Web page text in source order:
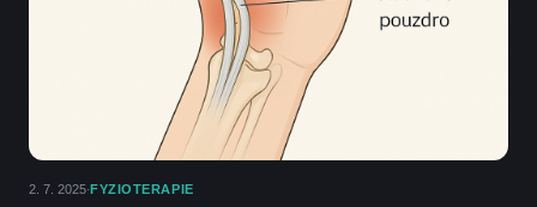
2. 7. 2025· FYZIOTERAPIE